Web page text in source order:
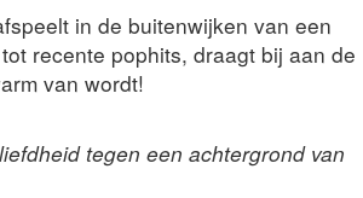
in de buitenwijken van een
recente pophits, draagt bij aan de
van wordt!
tegen een achtergrond van